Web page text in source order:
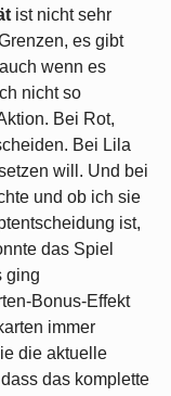
ist nicht sehr
es gibt
wenn es
nicht so
Bei Rot,
Bei Lila
will. Und bei
und ob ich sie
ist,
das Spiel
ging
Bonus-Effekt
immer
die aktuelle
das komplette